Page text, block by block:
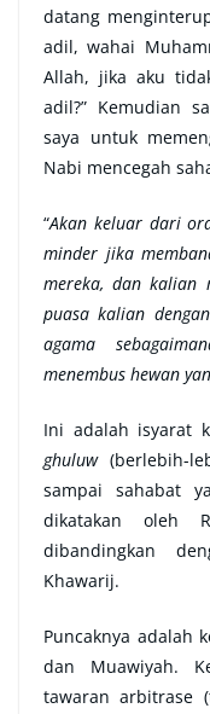
datang
adil, wahai
Allah, jika aku
adil?” Kemudian
saya untuk
Nabi mencegah
“Akan keluar dari
minder jika
mereka, dan kalian
puasa kalian
agama
menembus hewan
Ini adalah isyarat
ghuluw(berlebih-
sampai sahabat
dikatakan oleh
dibandingkan
Khawarij.
Puncaknya adalah
dan Muawiyah.
tawaran arbitrase